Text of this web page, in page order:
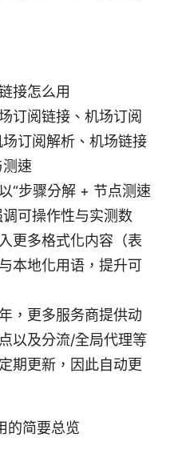
接怎么用
订阅链接、机场订阅
订阅解析、机场链接
测速
“步骤分解 + 节点测速
可操作性与实测数
更多格式化内容（表
本地化用语，提升可
，更多服务商提供动
以及分流/全局代理等
期更新，因此自动更
的简要总览